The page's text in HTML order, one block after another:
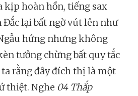
kịp hoàn hồn, tiếng sax
Đắc lại bất ngờ vút lên như
hứng nhưng không
tưởng chừng bất quy tắc
rằng đây đích thị là một
thiệt. Nghe 04 Thắp